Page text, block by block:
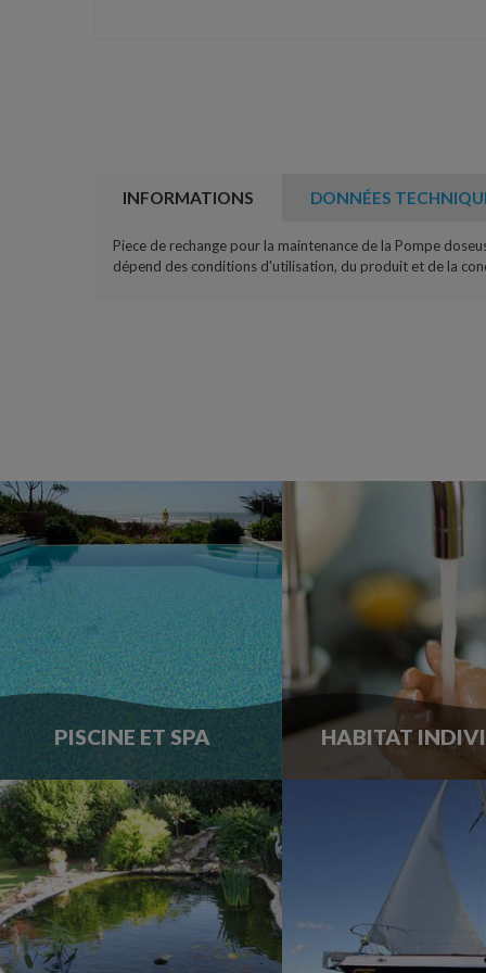
INFORMATIONS DONNÉES
Piece de rechange pour la maintenance de la Pompe
dépend des conditions d'utilisation, du produit et de la
PISCINE ET SPA HABITAT